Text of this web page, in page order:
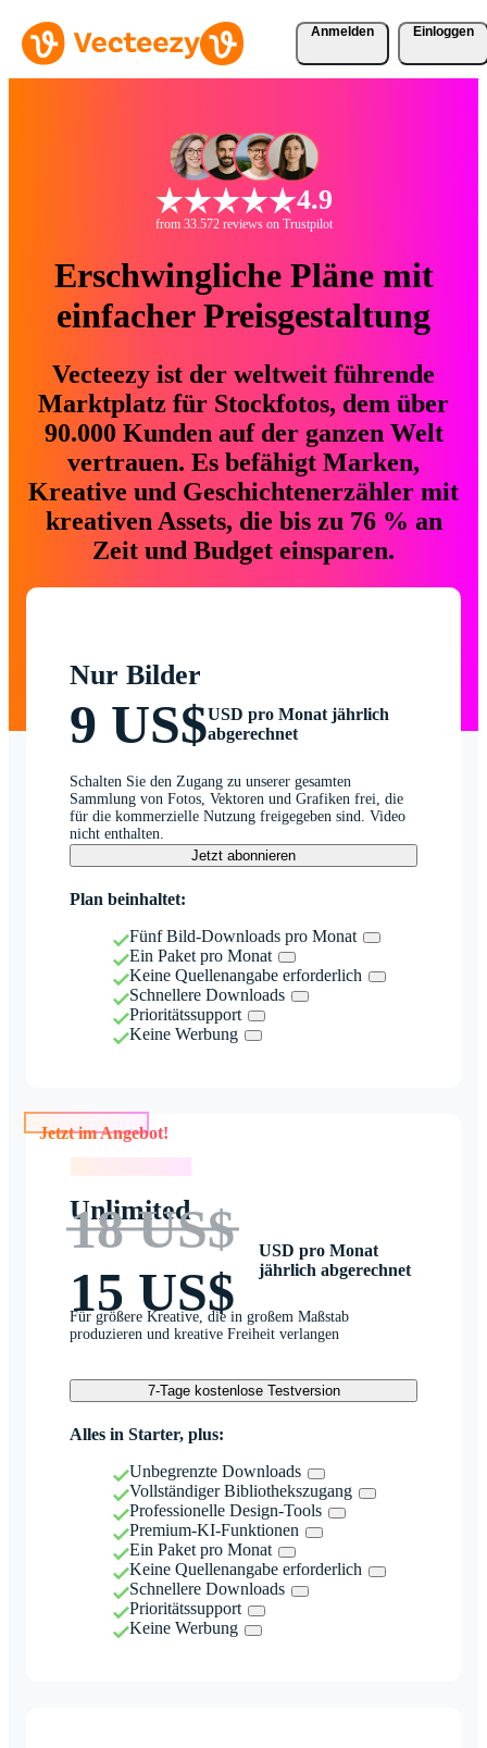
Anmelden Einloggen
4.9
from 33.572 reviews on Trustpilot
Erschwingliche Pläne mit
einfacher Preisgestaltung
Vecteezy ist der weltweit führende
Marktplatz für Stockfotos, dem über
90.000 Kunden auf der ganzen Welt
vertrauen. Es befähigt Marken,
Kreative und Geschichtenerzähler mit
kreativen Assets, die bis zu 76 % an
Zeit und Budget einsparen.
Nur Bilder
9 US$USD pro Monat jährlich
abgerechnet
Schalten Sie den Zugang zu unserer gesamten
Sammlung von Fotos, Vektoren und Grafiken frei, die
für die kommerzielle Nutzung freigegeben sind. Video
nicht enthalten.
Jetzt abonnieren
Plan beinhaltet:
Fünf Bild-Downloads pro Monat
Ein Paket pro Monat
Keine Quellenangabe erforderlich
Schnellere Downloads
Prioritätssupport
Keine Werbung
Jetzt im Angebot!
Unlimited
18 US$
15 US$
USD pro Monat
jährlich abgerechnet
Für größere Kreative, die in großem Maßstab
produzieren und kreative Freiheit verlangen
7-Tage kostenlose Testversion
Alles in Starter, plus:
Unbegrenzte Downloads
Vollständiger Bibliothekszugang
Professionelle Design-Tools
Premium-KI-Funktionen
Ein Paket pro Monat
Keine Quellenangabe erforderlich
Schnellere Downloads
Prioritätssupport
Keine Werbung